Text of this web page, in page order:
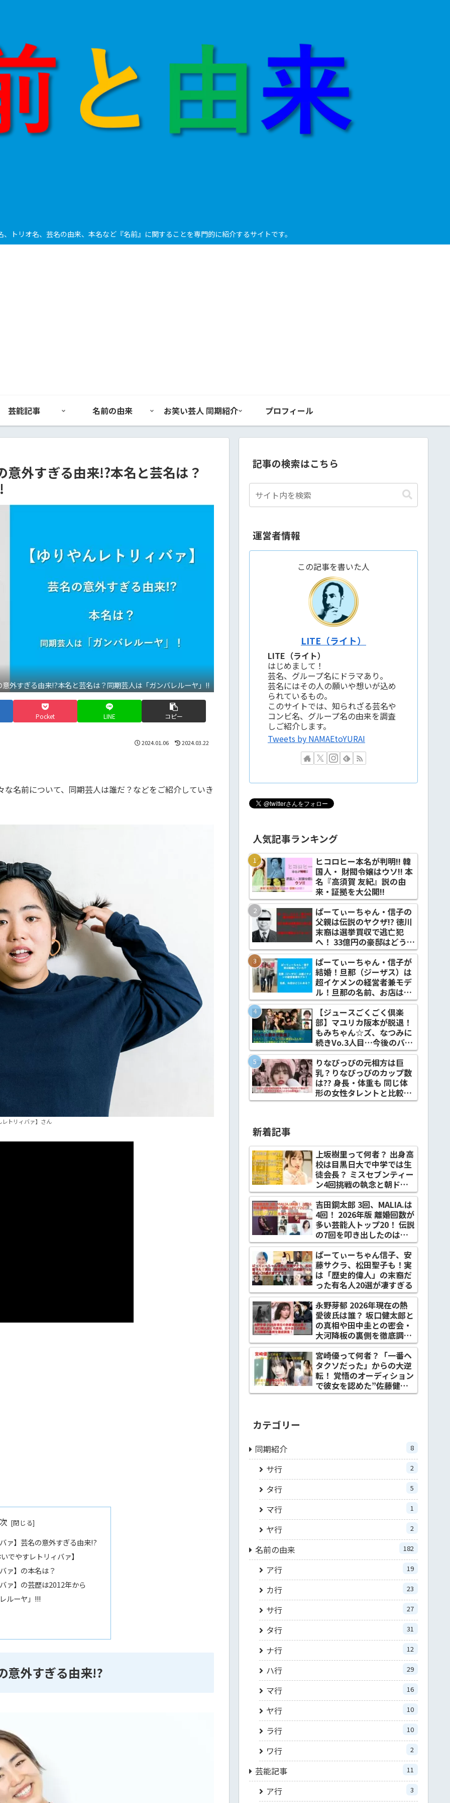
トリオ名、芸名の由来、本名など『名前』に関することを専門的に紹介するサイトです。
芸能記事 名前の由来 お笑い芸人 同期紹介 プロフィール
外すぎる由来!?本名と芸名は？
外すぎる由来!?本名と芸名は？同期芸人は「ガンバレルーヤ」!!
Pocket LINE コピー
2024.01.06 2024.03.22
名前について、同期芸人は誰だ？などをご紹介していき
レトリィバァ】さん
ァ】芸名の意外すぎる由来!?
でやすレトリィバァ】
ァ】の本名は？
ァ】の芸歴は2012年から
ルーヤ」!!!
意外すぎる由来!?
記事の検索はこちら
運営者情報
この記事を書いた人
LITE（ライト）
LITE（ライト）
はじめまして！
芸名、グループ名にドラマあり。
芸名にはその人の願いや想いが込め
られているもの。
このサイトでは、知られざる芸名や
コンビ名、グループ名の由来を調査
しご紹介します。
Tweets by NAMAEtoYURAI
人気記事ランキング
ヒコロヒー本名が判明!! 韓
国人・ 財閥令嬢はウソ!! 本
名『高須賀 友紀』説の由
来・証拠を大公開!!
ぱーてぃーちゃん・信子の
父親は伝説のヤクザ!? 徳川
末裔は選挙買収で逃亡犯
へ！ 33億円の豪邸はどうな
った？
ぱーてぃーちゃん・信子が
結婚！旦那（ジーザス）は
超イケメンの経営者兼モデ
ル！旦那の名前、お店はど
こにある？
【ジュースごくごく倶楽
部】マユリカ阪本が脱退！
もみちゃん☆ズ、なつみに
続きVo.3人目…今後のバン
ド活動はどうなる!?
りなぴっぴの元相方は巨
乳？りなぴっぴのカップ数
は?? 身長・体重も 同じ体
形の女性タレントと比較検
証！
新着記事
上坂樹里って何者？ 出身高
校は目黒日大で中学では生
徒会長？ ミスセブンティー
ン4回挑戦の執念と朝ドラ
『風、薫る』抜擢までの全
軌跡
吉田鋼太郎 3回、MALIA.は
4回！ 2026年版 離婚回数が
多い芸能人トップ20！ 伝説
の7回を叩き出したのは…
ぱーてぃーちゃん信子、安
藤サクラ、松田聖子も！実
は「歴史的偉人」の末裔だ
った有名人20選が凄すぎる
永野芽郁 2026年現在の熱
愛彼氏は誰？ 坂口健太郎と
の真相や田中圭との密会・
大河降板の裏側を徹底調
査！
宮崎優って何者？「一番ヘ
タクソだった」からの大逆
転！ 覚悟のオーディション
で彼女を認めた”佐藤健と
の関係”とは？
カテゴリー
同期紹介 8
サ行 2
タ行 5
マ行 1
ヤ行 2
名前の由来 182
ア行 19
カ行 23
サ行 27
タ行 31
ナ行 12
ハ行 29
マ行 16
ヤ行 10
ラ行 10
ワ行 2
芸能記事 11
ア行 3